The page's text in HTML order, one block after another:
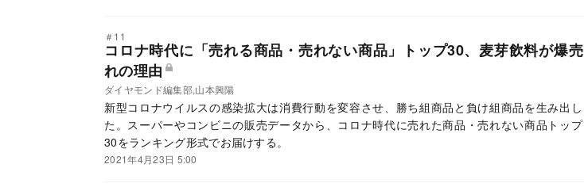
＃11
コロナ時代に「売れる商品・売れない商品」トップ30、麦芽飲料が爆売
れの理由
ダイヤモンド編集部,山本興陽
新型コロナウイルスの感染拡大は消費行動を変容させ、勝ち組商品と負け組商品を生み出し
た。スーパーやコンビニの販売データから、コロナ時代に売れた商品・売れない商品トップ
30をランキング形式でお届けする。
2021年4月23日 5:00